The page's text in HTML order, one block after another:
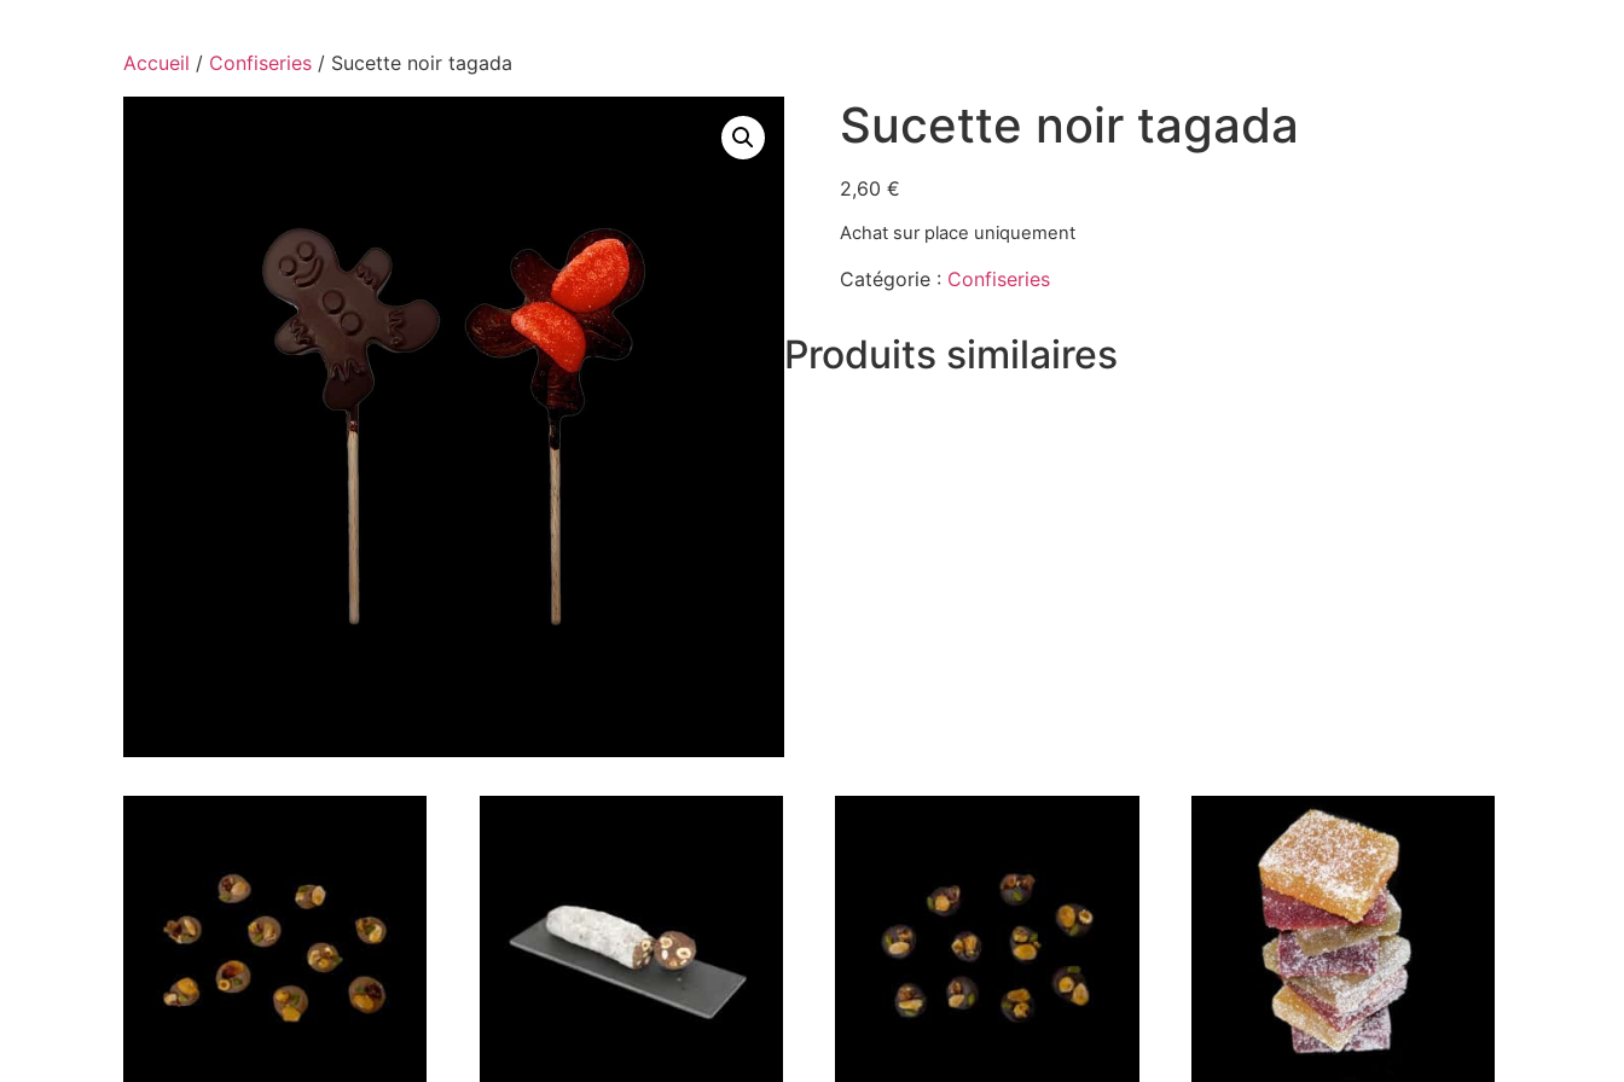
Accueil / Confiseries / Sucette noir tagada
Sucette noir tagada
2,60 €
Achat sur place uniquement
Catégorie : Confiseries
Produits similaires